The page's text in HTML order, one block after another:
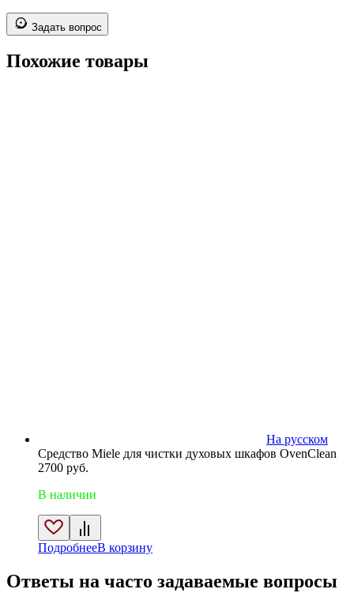
Задать вопрос
Похожие товары
На русском
Средство Miele для чистки духовых шкафов OvenClean
2700 руб.
В наличии
ПодробнееВ корзину
Ответы на часто задаваемые вопросы